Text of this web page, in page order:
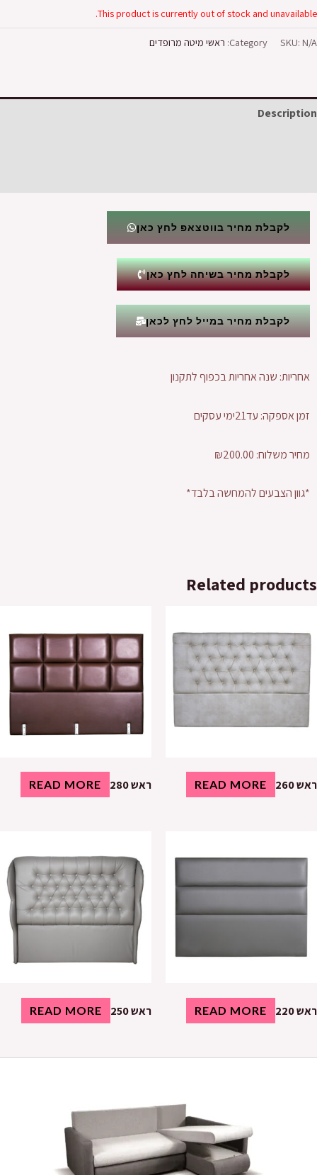
This product is currently out of stock and unavailable.
SKU: N/A
Category: ראשי מיטה מרופדים
Description
לקבלת מחיר בווטצאפ לחץ כאן
לקבלת מחיר בשיחה לחץ כאן
לקבלת מחיר במייל לחץ לכאן
אחריות: שנה אחריות בכפוף לתקנון
זמן אספקה: עד21ימי עסקים
מחיר משלוח: ₪200.00
*גוון הצבעים להמחשה בלבד*
Related products
ראש 260 READ MORE ראש 280 READ MORE
ראש 220 READ MORE ראש 250 READ MORE